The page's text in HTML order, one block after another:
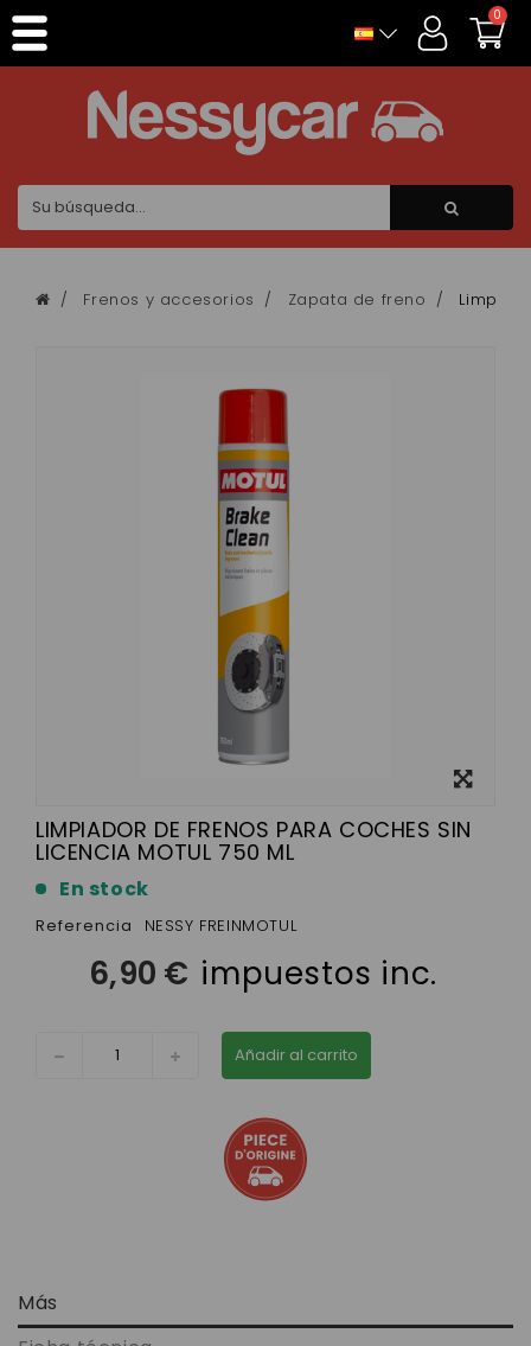
0
Frenos y accesorios Zapata de freno
LIMPIADOR DE FRENOS PARA COCHES SIN
LICENCIA MOTUL 750 ML
En stock
Referencia NESSY FREINMOTUL
6,90 € impuestos inc.
Añadir al carrito
Más
Panel de gestión de cookies